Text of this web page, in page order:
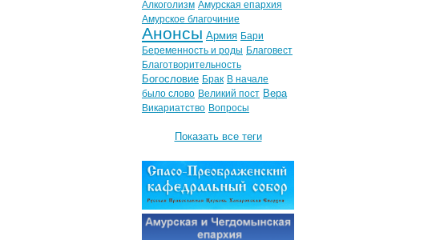
Алкоголизм Амурская епархия
Амурское благочиние
Анонсы Армия Бари
Беременность и роды Благовест
Благотворительность
Богословие Брак В начале
было слово Великий пост Вера
Викариатство Вопросы
Показать все теги